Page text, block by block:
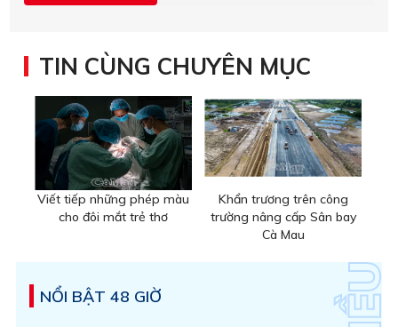
TIN CÙNG CHUYÊN MỤC
Viết tiếp những phép màu
cho đôi mắt trẻ thơ
Khẩn trương trên công
trường nâng cấp Sân bay
Cà Mau
NỔI BẬT 48 GIỜ